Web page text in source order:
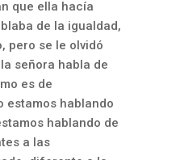
que ella hacía
de la igualdad,
pero se le olvidó
señora habla de
es de
estamos hablando
hablando de
a las